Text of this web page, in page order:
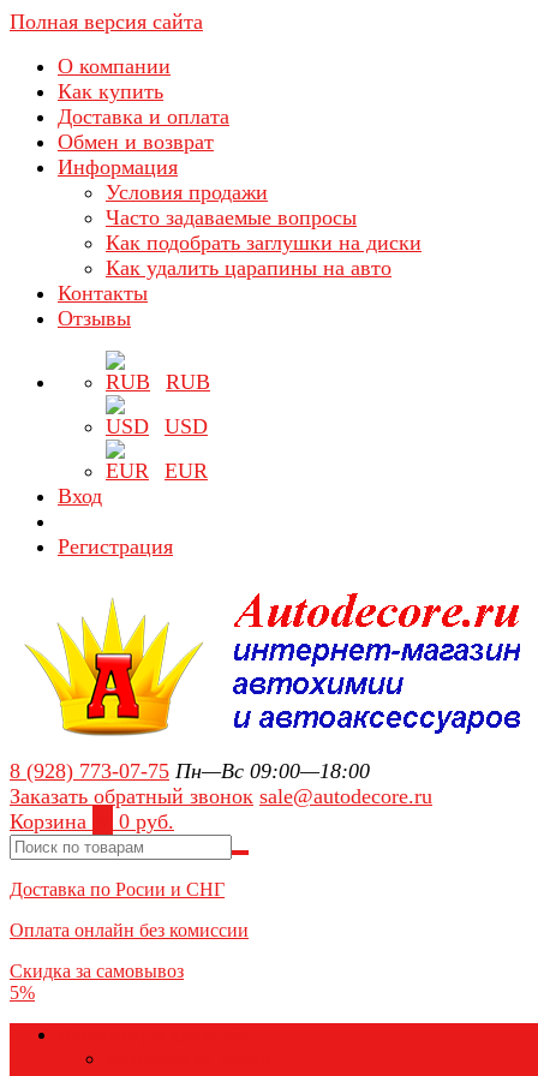
Полная версия сайта
О компании
Как купить
Доставка и оплата
Обмен и возврат
Информация
Условия продажи
Часто задаваемые вопросы
Как подобрать заглушки на диски
Как удалить царапины на авто
Контакты
Отзывы
RUB
USD
EUR
Вход
Регистрация
8 (928) 773-07-75 Пн—Вс 09:00—18:00
Заказать обратный звонок sale@autodecore.ru
Корзина
0 руб.
Доставка по Росии и СНГ
Оплата онлайн без комиссии
Скидка за самовывоз
5%